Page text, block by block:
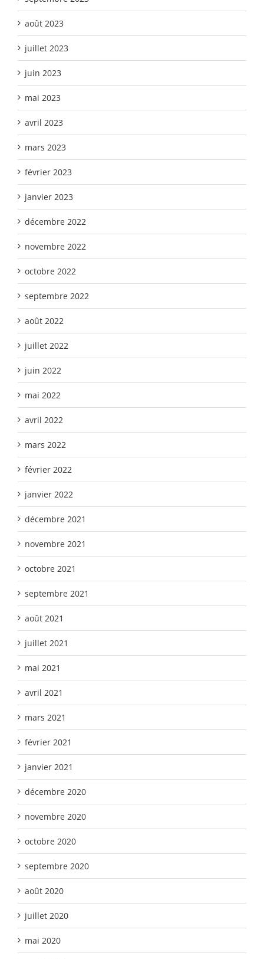
août 2023
juillet 2023
juin 2023
mai 2023
avril 2023
mars 2023
février 2023
janvier 2023
décembre 2022
novembre 2022
octobre 2022
septembre 2022
août 2022
juillet 2022
juin 2022
mai 2022
avril 2022
mars 2022
février 2022
janvier 2022
décembre 2021
novembre 2021
octobre 2021
septembre 2021
août 2021
juillet 2021
mai 2021
avril 2021
mars 2021
février 2021
janvier 2021
décembre 2020
novembre 2020
octobre 2020
septembre 2020
août 2020
juillet 2020
mai 2020